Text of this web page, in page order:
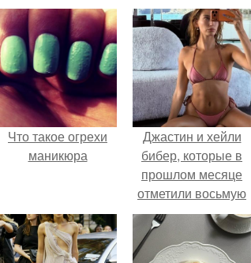
Что такое огрехи
маникюра
Джастин и хейли
бибер, которые в
прошлом месяце
отметили восьмую
годовщину
помолвки, показали
новые фото с